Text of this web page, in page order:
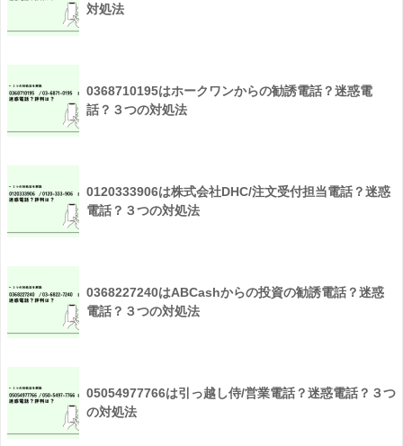
対処法
0368710195はホークワンからの勧誘電話？迷惑電
話？３つの対処法
0120333906は株式会社DHC/注文受付担当電話？迷惑
電話？３つの対処法
0368227240はABCashからの投資の勧誘電話？迷惑
電話？３つの対処法
05054977766は引っ越し侍/営業電話？迷惑電話？３つ
の対処法